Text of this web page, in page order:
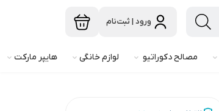
ورود | ثبت‌نام
مصالح دکوراتیو لوازم خانگی هایپر مارکت